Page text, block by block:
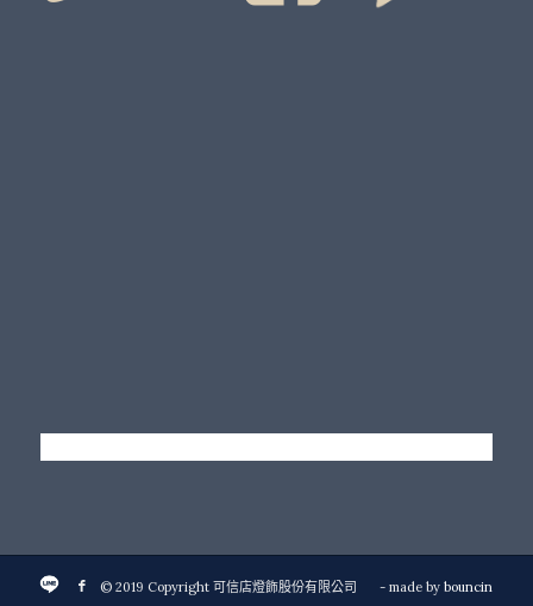
© 2019 Copyright 可信店燈飾股份有限公司 - made bybouncin